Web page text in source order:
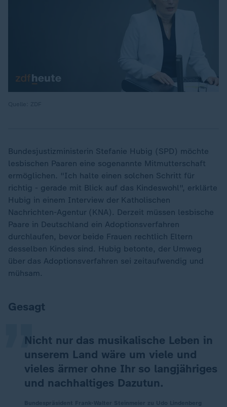
Bundesjustizministerin Stefanie Hubig (SPD) möchte
lesbischen Paaren eine sogenannte Mitmutterschaft
ermöglichen. "Ich halte einen solchen Schritt für
richtig - gerade mit Blick auf das Kindeswohl", erklärte
Hubig in einem Interview der Katholischen
Nachrichten-Agentur (KNA). Derzeit müssen lesbische
Paare in Deutschland ein Adoptionsverfahren
durchlaufen, bevor beide Frauen rechtlich Eltern
desselben Kindes sind. Hubig betonte, der Umweg
über das Adoptionsverfahren sei zeitaufwendig und
mühsam.
Gesagt
Nicht nur das musikalische Leben in
unserem Land wäre um viele und
vieles ärmer ohne Ihr so langjähriges
und nachhaltiges Dazutun.
„